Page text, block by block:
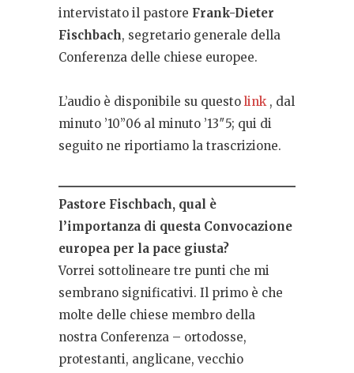
intervistato il pastore Frank-Dieter
Fischbach, segretario generale della
Conferenza delle chiese europee.
L’audio è disponibile su questolink, dal
minuto ’10”06 al minuto ’13″5; qui di
seguito ne riportiamo la trascrizione.
Pastore Fischbach, qual è
l’importanza di questa Convocazione
europea per la pace giusta?
Vorrei sottolineare tre punti che mi
sembrano significativi. Il primo è che
molte delle chiese membro della
nostra Conferenza – ortodosse,
protestanti, anglicane, vecchio